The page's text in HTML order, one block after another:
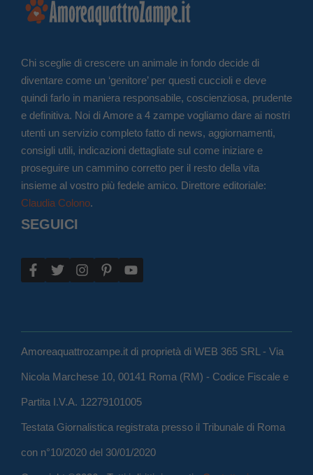
Chi sceglie di crescere un animale in fondo decide di
diventare come un ‘genitore’ per questi cuccioli e deve
quindi farlo in maniera responsabile, coscienziosa, prudente
e definitiva. Noi di Amore a 4 zampe vogliamo dare ai nostri
utenti un servizio completo fatto di news, aggiornamenti,
consigli utili, indicazioni dettagliate sul come iniziare e
proseguire un cammino corretto per il resto della vita
insieme al vostro più fedele amico. Direttore editoriale:
Claudia Colono.
SEGUICI
Amoreaquattrozampe.it di proprietà di WEB 365 SRL - Via
Nicola Marchese 10, 00141 Roma (RM) - Codice Fiscale e
Partita I.V.A. 12279101005
Testata Giornalistica registrata presso il Tribunale di Roma
con n°10/2020 del 30/01/2020